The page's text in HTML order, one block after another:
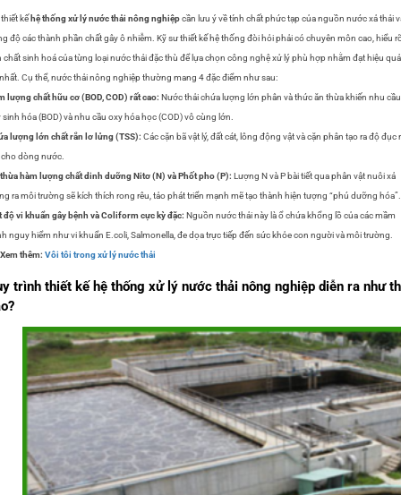
kế hệ thống xử lý nước thải nông nghiệpcần lưu ý về tính chất phức tạp của nguồn nước xả thải
độ các thành phần chất gây ô nhiễm. Kỹ sư thiết kế hệ thống đòi hỏi phải có chuyên môn cao, hiểu
chất sinh hoá của từng loại nước thải đặc thù để lựa chọn công nghệ xử lý phù hợp nhằm đạt hiệu
Cụ thể, nước thải nông nghiệp thường mang 4 đặc điểm như sau:
lượng chất hữu cơ (BOD, COD) rất cao: Nước thải chứa lượng lớn phân và thức ăn thừa khiến nhu cầu
sinh hóa (BOD) và nhu cầu oxy hóa học (COD) vô cùng lớn.
lượng lớn chất rắn lơ lửng (TSS): Các cặn bã vật lý, đất cát, lông động vật và cặn phân tạo ra độ đục
dòng nước.
hàm lượng chất dinh dưỡng Nitơ (N) và Phốt pho (P): Lượng N và P bài tiết qua phân vật nuôi xả
ra môi trường sẽ kích thích rong rêu, tảo phát triển mạnh mẽ tạo thành hiện tượng “phú dưỡng hóa”.
độ vi khuẩn gây bệnh và Coliform cực kỳ đặc: Nguồn nước thải này là ổ chứa khổng lồ của các mầm
nguy hiểm như vi khuẩn E.coli, Salmonella, đe dọa trực tiếp đến sức khỏe con người và môi trường.
thêm: Vôi tôi trong xử lý nước thải
trình thiết kế hệ thống xử lý nước thải nông nghiệp diễn ra như